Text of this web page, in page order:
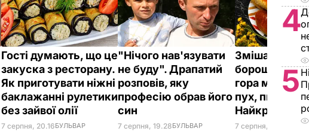
Гості думають, що це
закуска з ресторану.
Як приготувати ніжні
баклажанні рулетики
без зайвої олії
7 серпня, 20.16БУЛЬВАР
"Нічого нав'язувати
не буду". Драпатий
розповів, яку
професію обрав його
син
7 серпня, 19.28БУЛЬВАР
Змішайте це
борошном – і
гора м'яких,
пух,
Найкращий
7 серпня, 18.03
4
5